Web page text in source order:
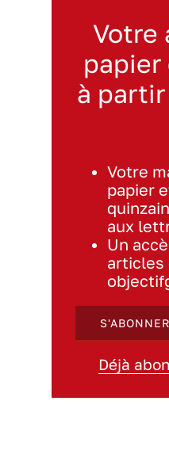
Votre
papier
à
Votre
papier
aux
Un
articles
Déjà